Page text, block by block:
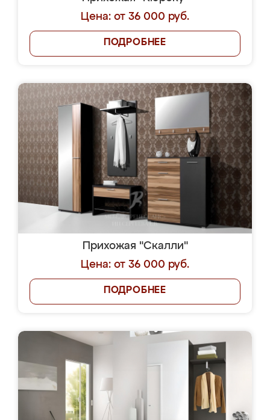
Цена: от 36 000 руб.
ПОДРОБНЕЕ
Прихожая "Скалли"
Цена: от 36 000 руб.
ПОДРОБНЕЕ